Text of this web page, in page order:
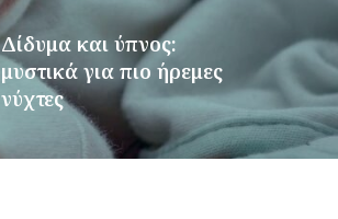
Δίδυμα και ύπνος:
μυστικά για πιο ήρεμες
νύχτες
ΠΕΡΙΣΣΌΤΕΡΑ